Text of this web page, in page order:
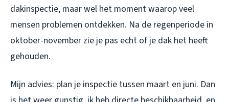
dakinspectie, maar wel het moment waarop veel
mensen problemen ontdekken. Na de regenperiode in
oktober-november zie je pas echt of je dak het heeft
gehouden.
Mijn advies: plan je inspectie tussen maart en juni. Dan